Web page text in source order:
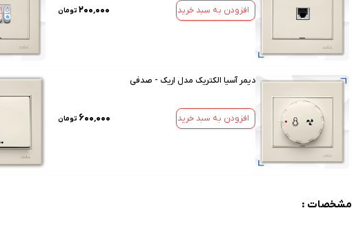
افزودن به سبد خرید ۲۰۰٬۰۰۰ تومان
دیمر آسیا الکتریک مدل اریک - صدفی
افزودن به سبد خرید ۶۰۰٬۰۰۰ تومان
مشخصات :